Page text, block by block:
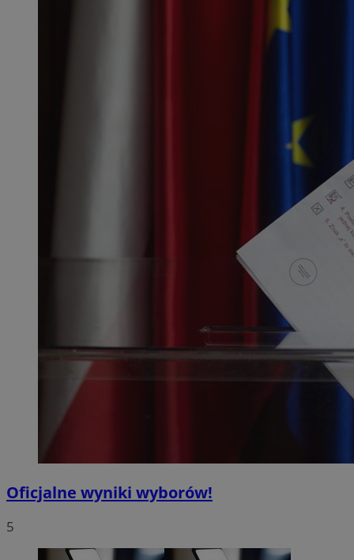
Oficjalne wyniki wyborów!
5